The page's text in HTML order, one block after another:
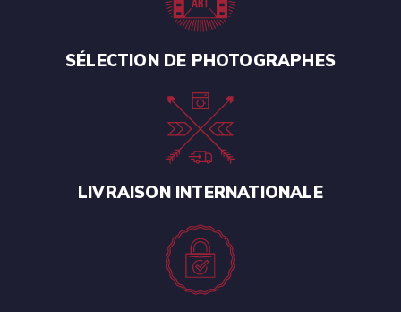
SÉLECTION DE PHOTOGRAPHES
LIVRAISON INTERNATIONALE